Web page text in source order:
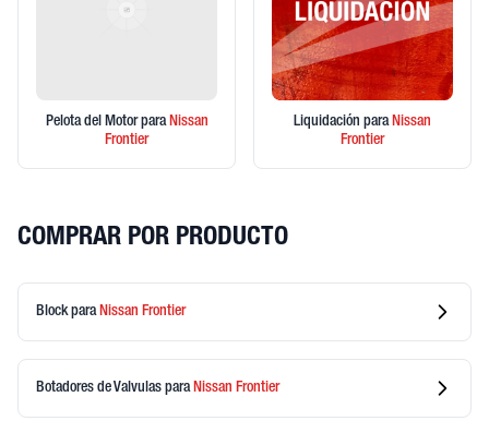
Pelota del Motor paraNissan
Frontier
Liquidación paraNissan
Frontier
COMPRAR POR PRODUCTO
Blockpara Nissan Frontier
Botadores de Valvulas para Nissan Frontier